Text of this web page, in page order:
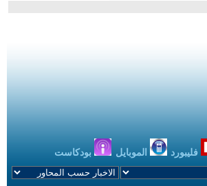
فليبورد الموبايل بودكاست